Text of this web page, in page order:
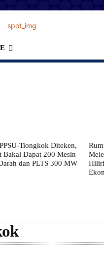
Tiongkok Diteken,
Bakal Dapat 200 Mesin
dan PLTS 300 MW